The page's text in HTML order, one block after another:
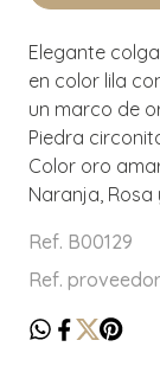
Elegante
en color lila
un marco de
Piedra
Color oro
Naranja, Rosa
Ref. B00129
Ref.